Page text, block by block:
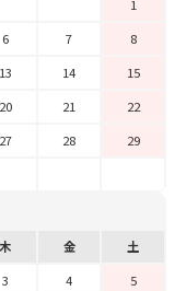
1
6 7
8
13 14
15
20 21
22
27 28
29
木 金
土
3 4
5